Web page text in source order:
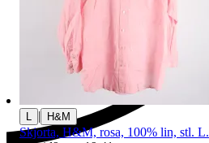
Ersättning om du inte får din vara
| H&M
Skjorta, H&M, rosa, 100% lin, stl. L.